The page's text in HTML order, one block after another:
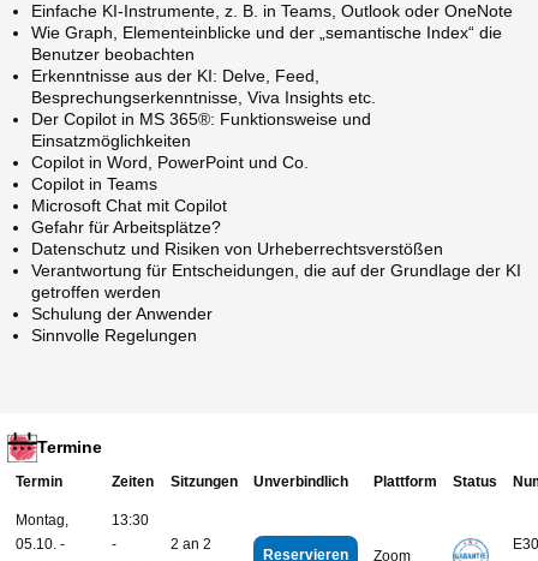
Einfache KI-Instrumente, z. B. in Teams, Outlook oder OneNote
Wie Graph, Elementeinblicke und der „semantische Index“ die
Benutzer beobachten
Erkenntnisse aus der KI: Delve, Feed,
Besprechungserkenntnisse, Viva Insights etc.
Der Copilot in MS 365®: Funktionsweise und
Einsatzmöglichkeiten
Copilot in Word, PowerPoint und Co.
Copilot in Teams
Microsoft Chat mit Copilot
Gefahr für Arbeitsplätze?
Datenschutz und Risiken von Urheberrechtsverstößen
Verantwortung für Entscheidungen, die auf der Grundlage der KI
getroffen werden
Schulung der Anwender
Sinnvolle Regelungen
Termine
Termin Zeiten Sitzungen Unverbindlich Plattform Status
Montag,
05.10. -
13:30
-
2 an 2
Reservieren Zoom